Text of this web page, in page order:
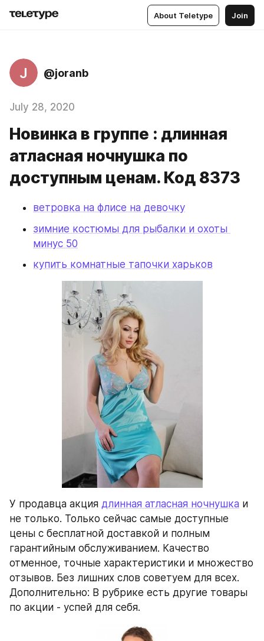
About Teletype Join
J @joranb
July 28, 2020
Новинка в группе : длинная
атласная ночнушка по
доступным ценам. Код 8373
ветровка на флисе на девочку
зимние костюмы для рыбалки и охоты
минус 50
купить комнатные тапочки харьков
У продавца акция длинная атласная ночнушка и
не только. Только сейчас самые доступные
цены с бесплатной доставкой и полным
гарантийным обслуживанием. Качество
отменное, точные характеристики и множество
отзывов. Без лишних слов советуем для всех.
Дополнительно: В рубрике есть другие товары
по акции - успей для себя.